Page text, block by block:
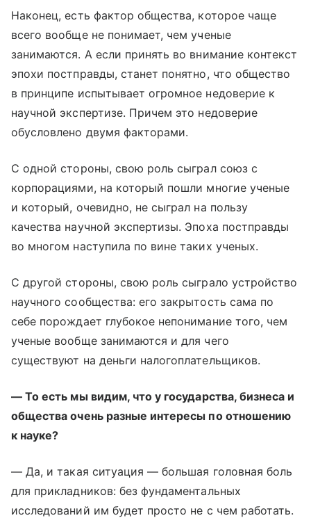
Наконец, есть фактор общества, которое чаще
всего вообще не понимает, чем ученые
занимаются. А если принять во внимание контекст
эпохи постправды, станет понятно, что общество
в принципе испытывает огромное недоверие к
научной экспертизе. Причем это недоверие
обусловлено двумя факторами.
С одной стороны, свою роль сыграл союз с
корпорациями, на который пошли многие ученые
и который, очевидно, не сыграл на пользу
качества научной экспертизы. Эпоха постправды
во многом наступила по вине таких ученых.
С другой стороны, свою роль сыграло устройство
научного сообщества: его закрытость сама по
себе порождает глубокое непонимание того, чем
ученые вообще занимаются и для чего
существуют на деньги налогоплательщиков.
— То есть мы видим, что у государства, бизнеса и
общества очень разные интересы по отношению
к науке?
— Да, и такая ситуация — большая головная боль
для прикладников: без фундаментальных
исследований им будет просто не с чем работать.